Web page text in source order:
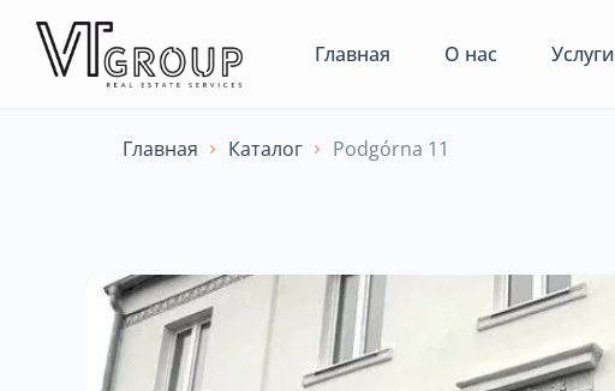
Главная О нас Услуги
Главная Каталог Podgórna 11